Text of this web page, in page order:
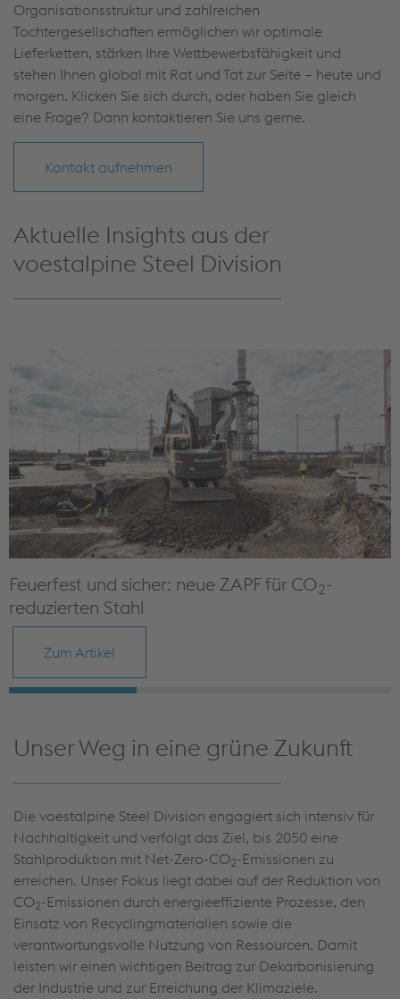
Organisationsstruktur und zahlreichen
Tochtergesellschaften ermöglichen wir optimale
Lieferketten, stärken Ihre Wettbewerbsfähigkeit und
stehen Ihnen global mit Rat und Tat zur Seite – heute und
morgen. Klicken Sie sich durch, oder haben Sie gleich
eine Frage? Dann kontaktieren Sie uns gerne.
Kontakt aufnehmen
Aktuelle Insights aus der
voestalpine Steel Division
Feuerfest und sicher: neue ZAPF für CO2-
reduzierten Stahl
Zum Artikel
Unser Weg in eine grüne Zukunft
Die voestalpine Steel Division engagiert sich intensiv für
Nachhaltigkeit und verfolgt das Ziel, bis 2050 eine
Stahlproduktion mit Net-Zero-CO2-Emissionen zu
erreichen. Unser Fokus liegt dabei auf der Reduktion von
CO2-Emissionen durch energieeffiziente Prozesse, den
Einsatz von Recyclingmaterialien sowie die
verantwortungsvolle Nutzung von Ressourcen. Damit
leisten wir einen wichtigen Beitrag zur Dekarbonisierung
der Industrie und zur Erreichung der Klimaziele.